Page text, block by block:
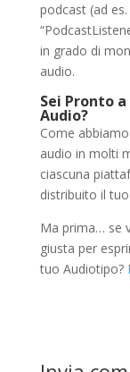
podcast (ad
in grado di
audio.
Sei Pronto
Audio?
Come
audio in molti
ciascuna
distribuito il
Ma prima… se
giusta per
tuo Audiotipo?